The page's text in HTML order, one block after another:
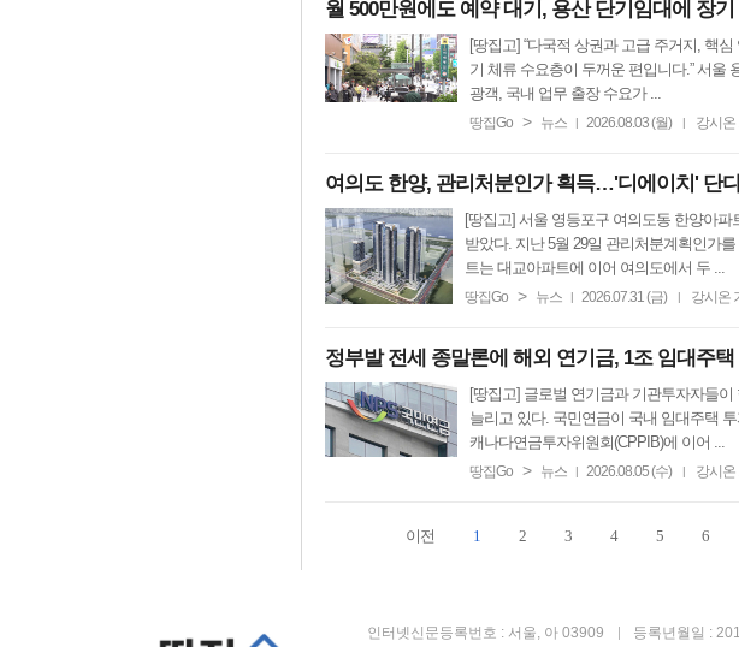
월 500만원에도 예약 대기, 용산 단기임대에 장
[땅집고] “다국적 상권과 고급 주거지, 핵
기 체류 수요층이 두꺼운 편입니다.” 서울
광객, 국내 업무 출장 수요가 ...
땅집Go > 뉴스 | 2026.08.03 (월) | 강시온
여의도 한양, 관리처분인가 획득…'디에이치' 단
[땅집고] 서울 영등포구 여의도동 한양아
받았다. 지난 5월 29일 관리처분계획인가
트는 대교아파트에 이어 여의도에서 두 ...
땅집Go > 뉴스 | 2026.07.31 (금) | 강시온
정부발 전세 종말론에 해외 연기금, 1조 임대주택
[땅집고] 글로벌 연기금과 기관투자자들
늘리고 있다. 국민연금이 국내 임대주택
캐나다연금투자위원회(CPPIB)에 이어 ...
땅집Go > 뉴스 | 2026.08.05 (수) | 강시온
이전 1 2 3 4 5 6
인터넷신문등록번호 : 서울, 아 03909 등록년월일 :